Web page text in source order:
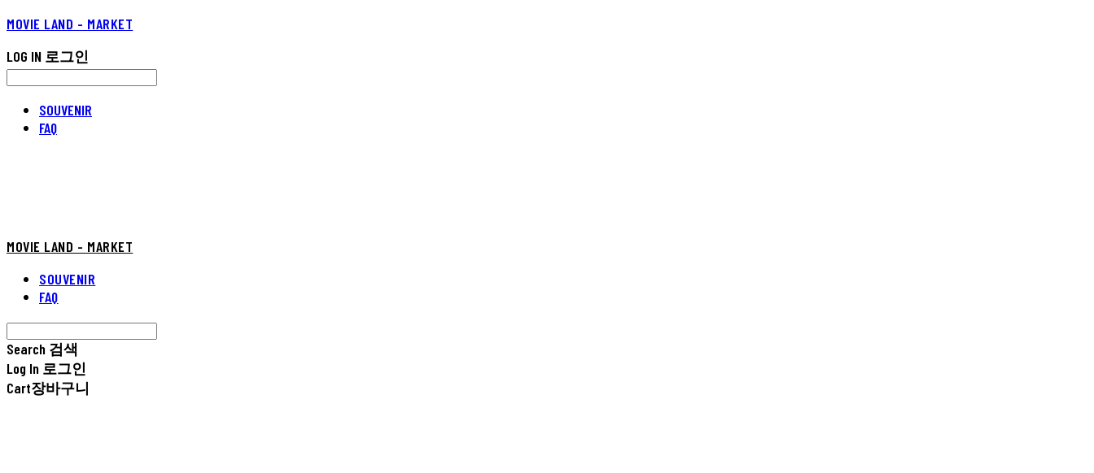
MOVIE LAND - MARKET
LOG IN 로그인
SOUVENIR
FAQ
MOVIE LAND - MARKET
SOUVENIR
FAQ
Search 검색
Log In 로그인
Cart장바구니